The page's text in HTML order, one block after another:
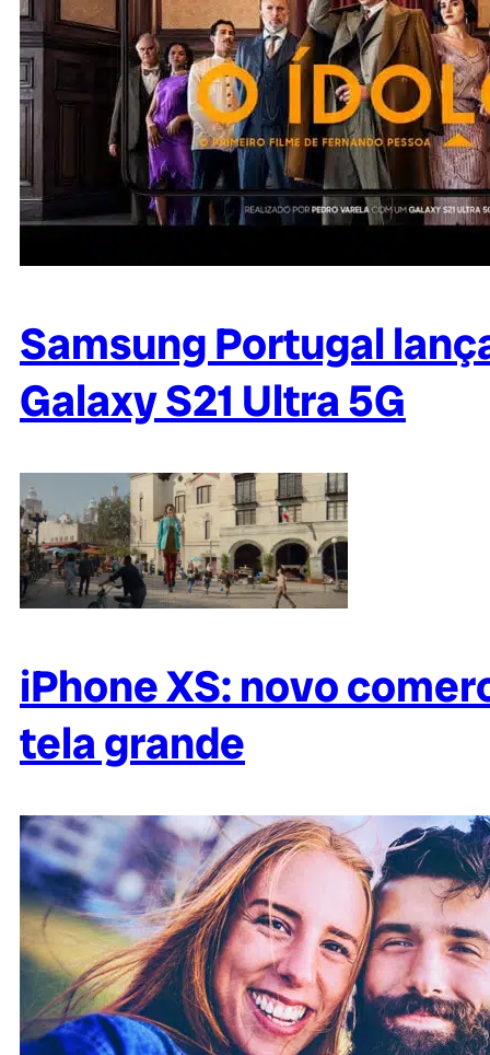
Samsung Portugal
Galaxy S21 Ultra 5G
iPhone XS: novo
tela grande